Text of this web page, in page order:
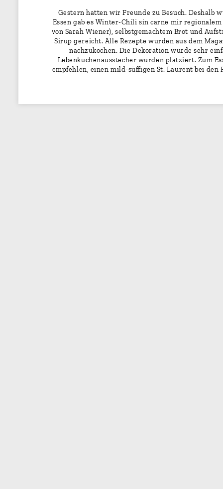
Gestern hatten wir Freunde zu Besuch. Deshalb
Essen gab es Winter-Chili sin carne mir
von Sarah Wiener), selbstgemachtem Brot und
Sirup gereicht. Alle Rezepte wurden aus dem
nachzukochen. Die Dekoration wurde sehr
Lebenkuchenausstecher wurden platziert. Zum
empfehlen, einen mild-süffigen St. Laurent bei